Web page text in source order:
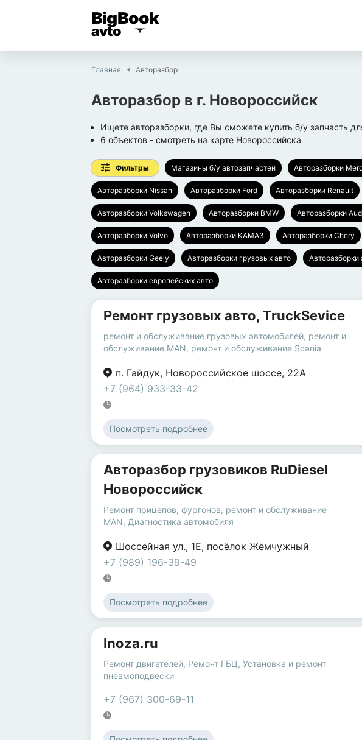
BigBook
avto
Главная Авторазбор
Авторазбор в г. Новороссийск
Ищете авторазборки, где Вы сможете купить б/у запчасть
6 объектов - смотреть на карте Новороссийска
Фильтры Магазины б/у автозапчастей Авторазборки
Авторазборки Nissan Авторазборки Ford Авторазборки Renault
Авторазборки Volkswagen Авторазборки BMW Авторазборки
Авторазборки Volvo Авторазборки КАМАЗ Авторазборки Chery
Авторазборки Geely Авторазборки грузовых авто Авторазборки
Авторазборки европейских авто
Ремонт грузовых авто, TruckSevice
ремонт и обслуживание грузовых автомобилей, ремонт и
обслуживание MAN, ремонт и обслуживание Scania
п. Гайдук, Новороссийское шоссе, 22А
+7 (964) 933-33-42
Посмотреть подробнее
Авторазбор грузовиков RuDiesel
Новороссийск
Ремонт прицепов, фургонов, ремонт и обслуживание
MAN, Диагностика автомобиля
Шоссейная ул., 1Е, посёлок Жемчужный
+7 (989) 196-39-49
Посмотреть подробнее
Inoza.ru
Ремонт двигателей, Ремонт ГБЦ, Установка и ремонт
пневмоподвески
+7 (967) 300-69-11